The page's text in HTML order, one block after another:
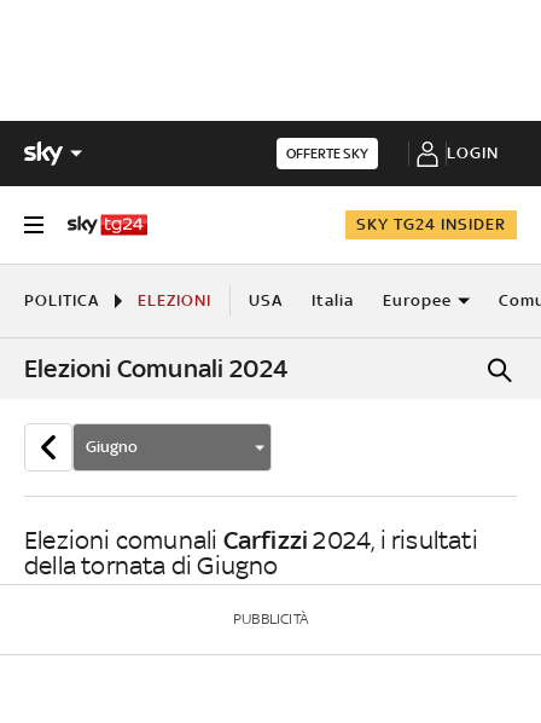
OFFERTE SKY LOGIN
SKY TG24 INSIDER
POLITICA ELEZIONI USA Italia Europee
Elezioni Comunali 2024
Giugno
Elezioni comunali Carfizzi 2024, i risultati
della tornata di Giugno
PUBBLICITÀ